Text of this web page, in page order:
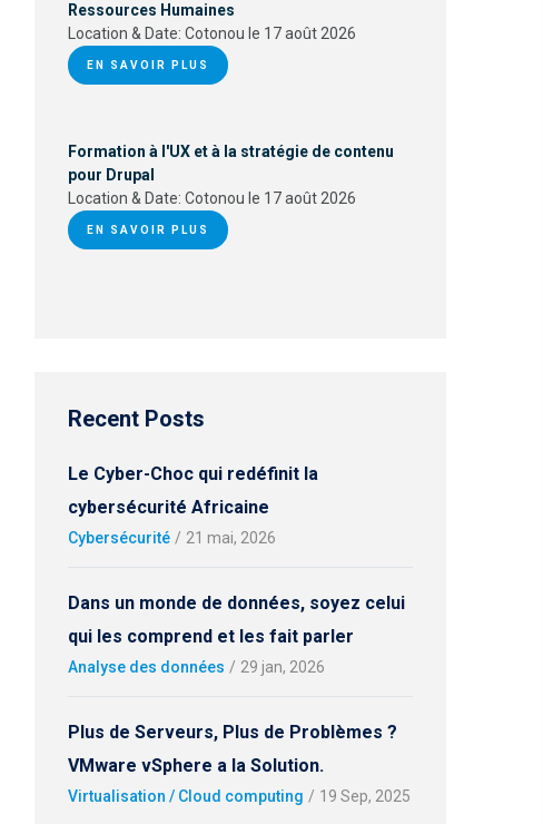
Ressources Humaines
Location & Date: Cotonou le 17 août 2026
EN SAVOIR PLUS
Formation à l'UX et à la stratégie de contenu
pour Drupal
Location & Date: Cotonou le 17 août 2026
EN SAVOIR PLUS
Recent Posts
Le Cyber-Choc qui redéfinit la
cybersécurité Africaine
Cybersécurité / 21 mai, 2026
Dans un monde de données, soyez celui
qui les comprend et les fait parler
Analyse des données / 29 jan, 2026
Plus de Serveurs, Plus de Problèmes ?
VMware vSphere a la Solution.
Virtualisation / Cloud computing / 19 Sep, 2025